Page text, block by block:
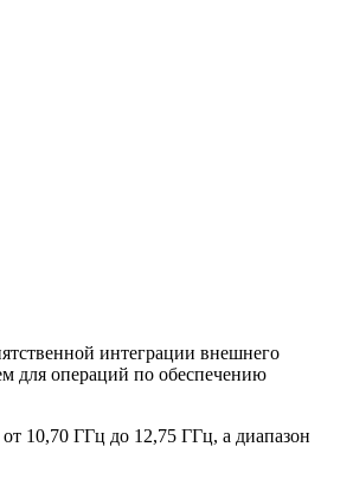
интеграции внешнего
для операций по обеспечению
10,70 ГГц до 12,75 ГГц, а диапазон